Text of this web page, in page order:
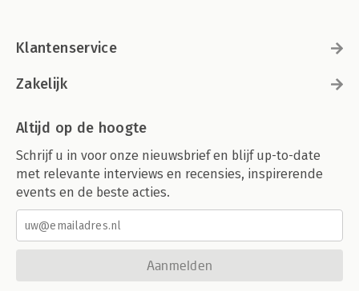
Klantenservice
Zakelijk
Altijd op de hoogte
Schrijf u in voor onze nieuwsbrief en blijf up-to-date
met relevante interviews en recensies, inspirerende
events en de beste acties.
Aanmelden